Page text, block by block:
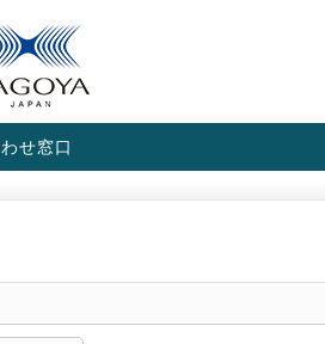
せ窓口